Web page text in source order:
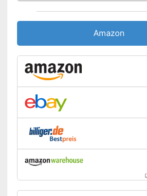
Amazon